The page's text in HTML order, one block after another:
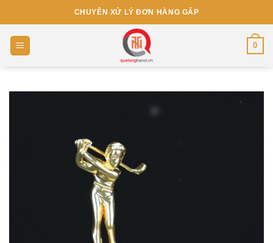
to
content
CHUYÊN XỬ LÝ ĐƠN HÀNG GẤP
0